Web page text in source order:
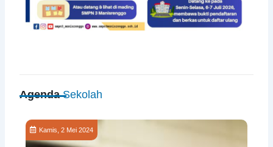
Agenda Sekolah
Kamis, 2 Mei 2024